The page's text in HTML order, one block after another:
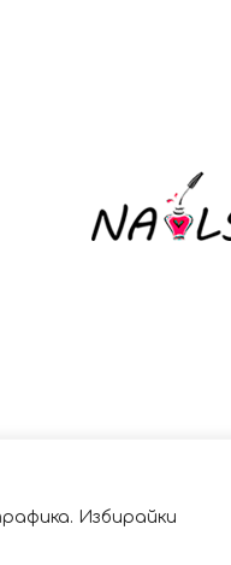
Избирайки
с използването им.